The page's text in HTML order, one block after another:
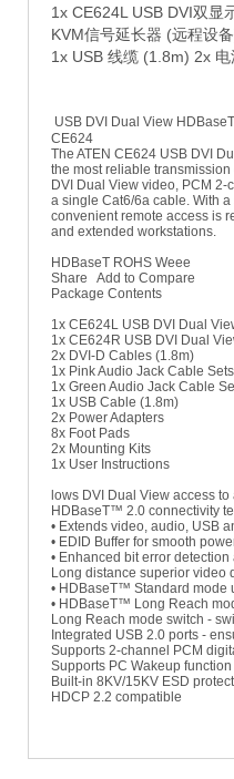
1x CE624L USB DVI双显
KVM信号延长器 (远程设
1x USB 线缆 (1.8m) 2x
USB DVI Dual View
CE624
The ATEN CE624 USB DVI
the most reliable
DVI Dual View video, PCM
a single Cat6/6a cable. With
convenient remote access is
and extended workstations.
HDBaseT ROHS Weee
Share Add to Compare
Package Contents
1x CE624L USB DVI Dual
1x CE624R USB DVI Dual
2x DVI-D Cables (1.8m)
1x Pink Audio Jack Cable
1x Green Audio Jack Cable
1x USB Cable (1.8m)
2x Power Adapters
8x Foot Pads
2x Mounting Kits
1x User Instructions
lows DVI Dual View access
HDBaseT™ 2.0 connectivity
• Extends video, audio, USB
• EDID Buffer for smooth
• Enhanced bit error
Long distance superior video
• HDBaseT™ Standard mode
• HDBaseT™ Long Reach
Long Reach mode switch -
Integrated USB 2.0 ports -
Supports 2-channel PCM
Supports PC Wakeup
Built-in 8KV/15KV ESD
HDCP 2.2 compatible